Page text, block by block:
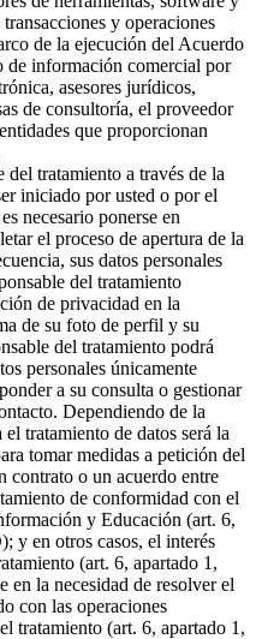
y operaciones
de la ejecución del Acuerdo
de información comercial por
asesores jurídicos,
de consultoría, el proveedor
que proporcionan
tratamiento a través de la
iniciado por usted o por el
necesario ponerse en
el proceso de apertura de la
sus datos personales
del tratamiento
de privacidad en la
de su foto de perfil y su
del tratamiento podrá
personales únicamente
a su consulta o gestionar
Dependiendo de la
tratamiento de datos será la
tomar medidas a petición del
contrato o un acuerdo entre
de conformidad con el
y Educación (art. 6,
y en otros casos, el interés
(art. 6, apartado 1,
en la necesidad de resolver el
con las operaciones
tratamiento (art. 6, apartado 1,